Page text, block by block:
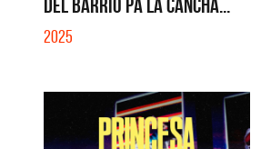
DEL BARRIO PA LA CANCHA...
2025